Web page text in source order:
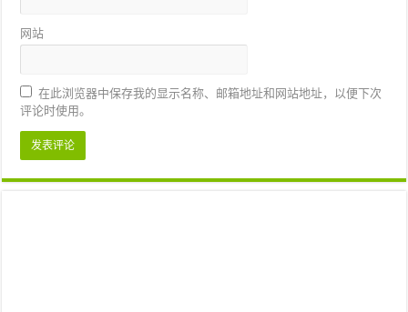
网站
在此浏览器中保存我的显示名称、邮箱地址和网站地址，以便下次
评论时使用。